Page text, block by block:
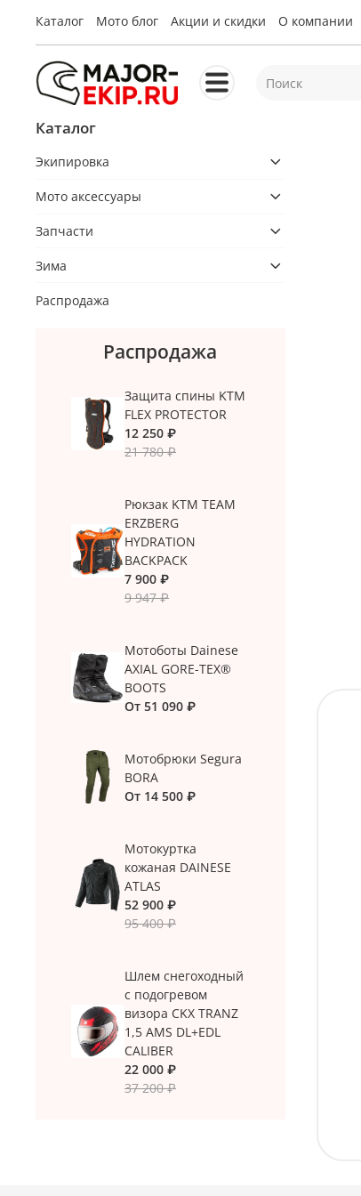
Каталог Мото блог Акции и скидки О компании
Каталог
Экипировка
Мото аксессуары
Запчасти
Зима
Распродажа
Распродажа
Защита спины KTM
FLEX PROTECTOR
12 250 ₽
21 780 ₽
Рюкзак KTM TEAM
ERZBERG
HYDRATION
BACKPACK
7 900 ₽
9 947 ₽
Мотоботы Dainese
AXIAL GORE-TEX®
BOOTS
От 51 090 ₽
Мотобрюки Segura
BORA
От 14 500 ₽
Мотокуртка
кожаная DAINESE
ATLAS
52 900 ₽
95 400 ₽
Шлем снегоходный
с подогревом
визора CKX TRANZ
1,5 AMS DL+EDL
CALIBER
22 000 ₽
37 200 ₽